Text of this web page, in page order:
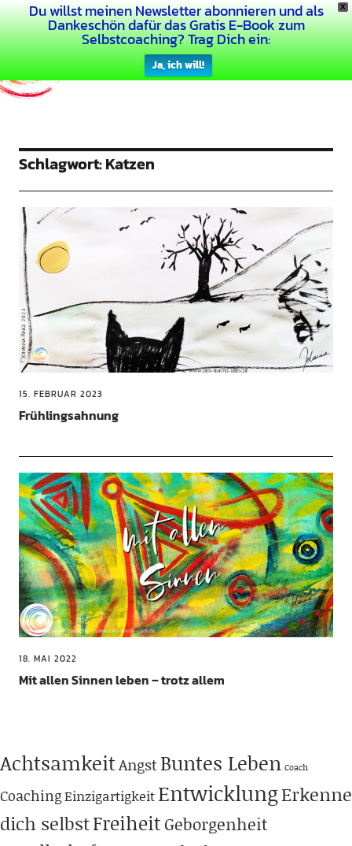
X
Du willst meinen Newsletter abonnieren und als
Dankeschön dafür das Gratis E-Book zum
Selbstcoaching? Trag Dich ein:
Ja, ich will!
Dein Buntes Leben
Schlagwort:Katzen
15. FEBRUAR 2023
Frühlingsahnung
18. MAI 2022
Mit allen Sinnen leben – trotz allem
AchtsamkeitAngstBuntes Leben Coach
CoachingEinzigartigkeit EntwicklungErkenne
dich selbstFreiheit Geborgenheit